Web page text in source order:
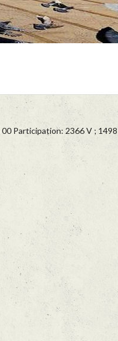
Participation: 2366 V ; 1498